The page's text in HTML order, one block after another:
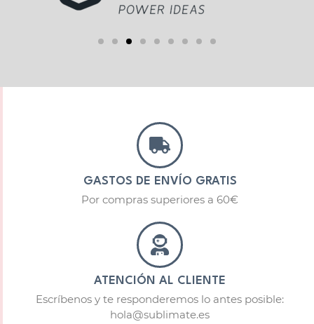
GASTOS DE ENVÍO GRATIS
Por compras superiores a 60€
ATENCIÓN AL CLIENTE
Escríbenos y te responderemos lo antes posible:
hola@sublimate.es